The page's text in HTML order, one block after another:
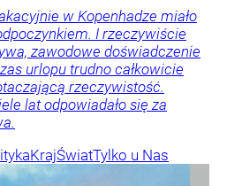
w Kopenhadze miało
I rzeczywiście
zawodowe doświadczenie
urlopu trudno całkowicie
rzeczywistość.
lat odpowiadało się za
KrajŚwiatTylko u Nas